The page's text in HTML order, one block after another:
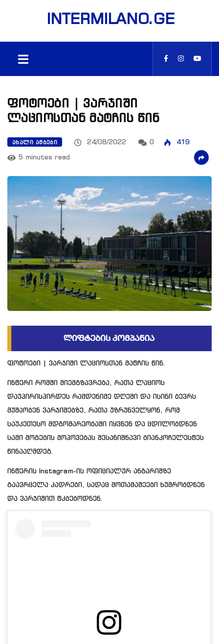
INTERMILANO.GE
ფოტოები | ვარჯიში
ლაციოსთან მატჩის წინ
ᲐᲮᲐᲚᲘ ᲐᲛᲑᲔᲑᲘ 24/08/2022 0
419
5 minutes read
ფოტოები | ვარჯიში ლაციოსთან მატჩის წინ.
ინტერი რომში მიემგზავრება, რათა ლაციოს
დაუპირისპირდეს რამდენიმე დღეში და ისინი ბევრს
მუშაობენ ვარჯიშებზე, რათა უზრუნველყონ, რომ
საუკეთესო მდგომარეობაში იყვნენ და ცდილობდნენ
სამი მოგების მოპოვებას შესანიშნავი ბიანკოჩელესტეს
წინააღმდეგ.
ინტერის Instagram-ის ოფიციალურ ანგარიშზე
გაავრცელა კადრები, სადაც მოთამაშეები ხუმრობდნენ
და ვარჯიშით ტკბებოდნენ.